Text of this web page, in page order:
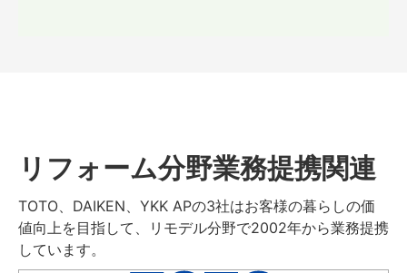
リフォーム分野業務提携関連
TOTO、DAIKEN、YKK APの3社はお客様の暮らしの価
値向上を目指して、リモデル分野で2002年から業務提携
しています。